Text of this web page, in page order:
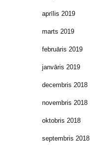
aprīlis 2019
marts 2019
februāris 2019
janvāris 2019
decembris 2018
novembris 2018
oktobris 2018
septembris 2018